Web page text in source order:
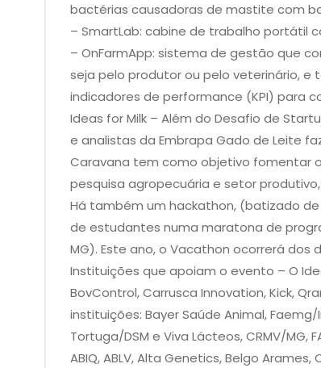
bactérias causadoras de mastite com
– SmartLab: cabine de trabalho portátil
– OnFarmApp: sistema de gestão que
seja pelo produtor ou pelo veterinário,
indicadores de performance (KPI) para
Ideas for Milk – Além do Desafio de
e analistas da Embrapa Gado de Leite
Caravana tem como objetivo fomentar
pesquisa agropecuária e setor
Há também um hackathon, (batizado
de estudantes numa maratona de
MG). Este ano, o Vacathon ocorrerá dos
Instituições que apoiam o evento – O
BovControl, Carrusca Innovation, Kick,
instituições: Bayer Saúde Animal, Faemg/
Tortuga/DSM e Viva Lácteos, CRMV/MG,
ABIQ, ABLV, Alta Genetics, Belgo